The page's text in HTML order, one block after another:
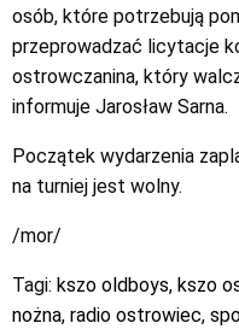
osób, które potrzebują
przeprowadzać licytacje
ostrowczanina, który
informuje Jarosław Sarna.
Początek wydarzenia
na turniej jest wolny.
/mor/
Tagi: kszo oldboys, kszo
nożna, radio ostrowiec,